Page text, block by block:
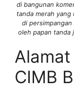
di bangunan
tanda merah
di
oleh papan tanda
CIMB